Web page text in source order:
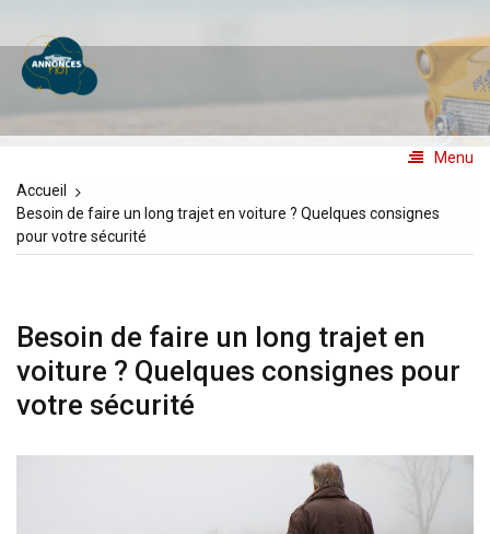
contenu
Annoncesno1
Les annonces N°1
Menu
Accueil
Besoin de faire un long trajet en voiture ? Quelques consignes
pour votre sécurité
Besoin de faire un long trajet en
voiture ? Quelques consignes pour
votre sécurité